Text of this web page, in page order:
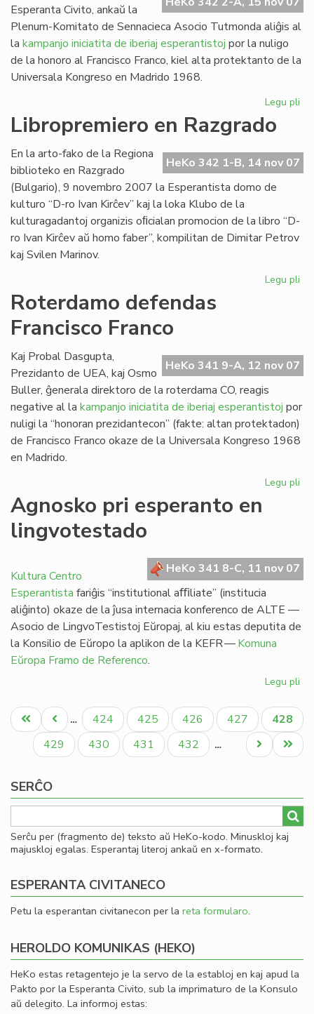
Esperanta Civito, ankaŭ la
Plenum-Komitato de Sennacieca Asocio Tutmonda aliĝis al
la kampanjo iniciatita de iberiaj esperantistoj por la nuligo
de la honoro al Francisco Franco, kiel alta protektanto de la
Universala Kongreso en Madrido 1968.
Legu pli
Libropremiero en Razgrado
HeKo 342 1-B, 14 nov 07
En la arto-fako de la Regiona
biblioteko en Razgrado
(Bulgario), 9 novembro 2007 la Esperantista domo de
kulturo “D-ro Ivan Kirĉev” kaj la loka Klubo de la
kulturagadantoj organizis oﬁcialan promocion de la libro “D-
ro Ivan Kirĉev aŭ homo faber”, kompilitan de Dimitar Petrov
kaj Svilen Marinov.
Legu pli
Roterdamo defendas
Francisco Franco
HeKo 341 9-A, 12 nov 07
Kaj Probal Dasgupta,
Prezidanto de UEA, kaj Osmo
Buller, ĝenerala direktoro de la roterdama CO, reagis
negative al la kampanjo iniciatita de iberiaj esperantistoj por
nuligi la “honoran prezidantecon” (fakte: altan protektadon)
de Francisco Franco okaze de la Universala Kongreso 1968
en Madrido.
Legu pli
Agnosko pri esperanto en
lingvotestado
HeKo 341 8-C, 11 nov 07
Kultura Centro
Esperantista fariĝis “institutional aﬃliate” (institucia
aliĝinto) okaze de la ĵusa internacia konferenco de ALTE —
Asocio de LingvoTestistoj Eŭropaj, al kiu estas deputita de
la Konsilio de Eŭropo la aplikon de la KEFR —Komuna
Eŭropa Framo de Referenco.
Legu pli
pri
en
Pagination
Unua
paĝo
Antaŭa
paĝo
… Paĝo
424 Paĝo
425 Paĝo
426 Paĝo
427
Aktuala
paĝo
428
Paĝo
429 Paĝo
430 Paĝo
431 Paĝo
432 …
Last
page
Next
page
SERĈO
Serĉu per (fragmento de) teksto aŭ HeKo-kodo. Minuskloj kaj
majuskloj egalas. Esperantaj literoj ankaŭ en x-formato.
ESPERANTA CIVITANECO
Petu la esperantan civitanecon per la reta formularo.
HEROLDO KOMUNIKAS (HEKO)
HeKo estas retagentejo je la servo de la establoj en kaj apud la
Pakto por la Esperanta Civito, sub la imprimaturo de la Konsulo
aŭ delegito. La informoj estas: